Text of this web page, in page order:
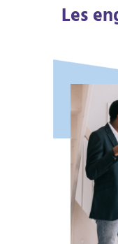
Les